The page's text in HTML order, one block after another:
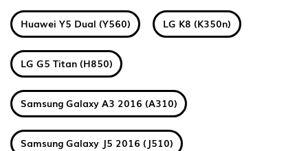
Huawei Y5 Dual (Y560) LG K8 (K350n)
LG G5 Titan (H850)
Samsung Galaxy A3 2016 (A310)
Samsung Galaxy J5 2016 (J510)